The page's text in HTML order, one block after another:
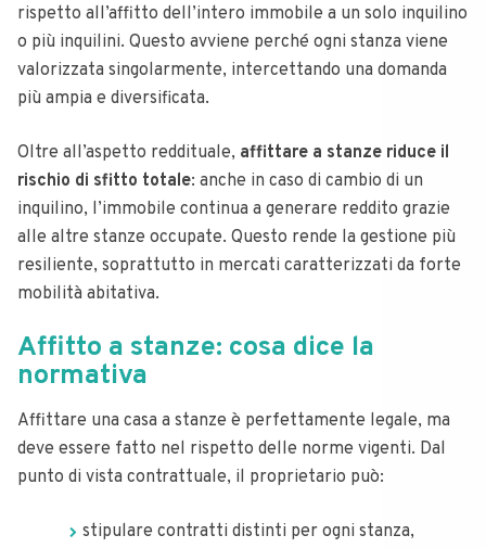
rispetto all’affitto dell’intero immobile a un solo inquilino
o più inquilini. Questo avviene perché ogni stanza viene
valorizzata singolarmente, intercettando una domanda
più ampia e diversificata.
Oltre all’aspetto reddituale, affittare a stanze riduce il
rischio di sfitto totale: anche in caso di cambio di un
inquilino, l’immobile continua a generare reddito grazie
alle altre stanze occupate. Questo rende la gestione più
resiliente, soprattutto in mercati caratterizzati da forte
mobilità abitativa.
Affitto a stanze: cosa dice la
normativa
Affittare una casa a stanze è perfettamente legale, ma
deve essere fatto nel rispetto delle norme vigenti. Dal
punto di vista contrattuale, il proprietario può:
stipulare contratti distinti per ogni stanza,